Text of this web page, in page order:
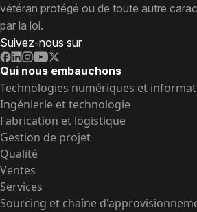
vétéran protégé ou de toute autre
par la loi.
Suivez-nous sur
Qui nous embauchons
Technologies numériques et
Ingénierie et technologie
Fabrication et logistique
Gestion de projet
Qualité
Ventes
Services
Sourcing et chaîne